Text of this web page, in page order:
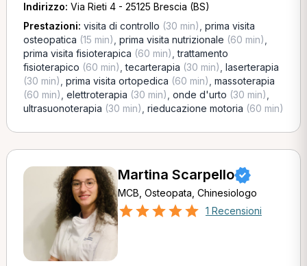
Indirizzo: Via Rieti 4 - 25125 Brescia (BS)
Prestazioni: visita di controllo (30 min) prima visita
osteopatica (15 min) prima visita nutrizionale (60 min)
prima visita fisioterapica (60 min) ,trattamento
fisioterapico (60 min) ,tecarterapia (30 min) laserterapia
(30 min) prima visita ortopedica (60 min) massoterapia
(60 min) elettroterapia (30 min) onde d'urto (30 min)
ultrasuonoterapia (30 min) rieducazione motoria (60 min)
Martina Scarpello
MCB, Osteopata, Chinesiologo
1 Recensioni